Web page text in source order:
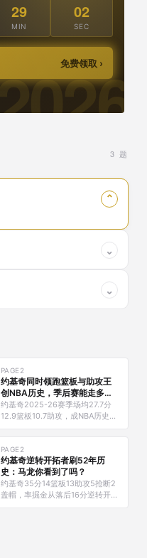
29
MIN
01
SEC
免费领取 ›
3 题
⌄
⌄
⌄
PAGE2
约基奇同时领跑篮板与助攻王
创NBA历史，季后赛能走多
远？
约基奇2025-26赛季场均27.7分
12.9篮板10.7助攻，成NBA历史首
位同赛季同时领跑篮板王与助攻
王，掘金对阵森林狼季后赛全面数
据解析。
PAGE2
约基奇逆转开拓者刷52年历
史：马龙你看到了吗？
约基奇35分14篮板13助攻5抢断2
盖帽，率掘金从落后16分逆转开拓
者137-132加时，创造NBA 52年